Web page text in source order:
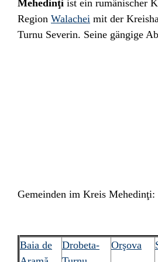
Mehedinţi ist ein rumänischer
Region Walachei mit der
Turnu Severin. Seine gängige
Gemeinden im Kreis Mehedinţi:
Baia de
Drobeta-
Orşova